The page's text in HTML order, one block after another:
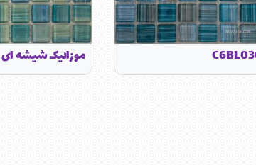
موزائیک شیشه ای C6BL0307